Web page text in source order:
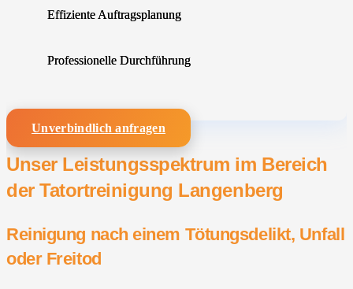
Effiziente Auftragsplanung
Professionelle Durchführung
Unverbindlich anfragen
Unser Leistungsspektrum im Bereich
der Tatortreinigung Langenberg
Reinigung nach einem Tötungsdelikt, Unfall
oder Freitod